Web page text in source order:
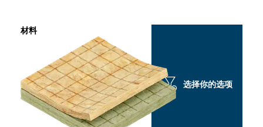
材料
选择你的选项